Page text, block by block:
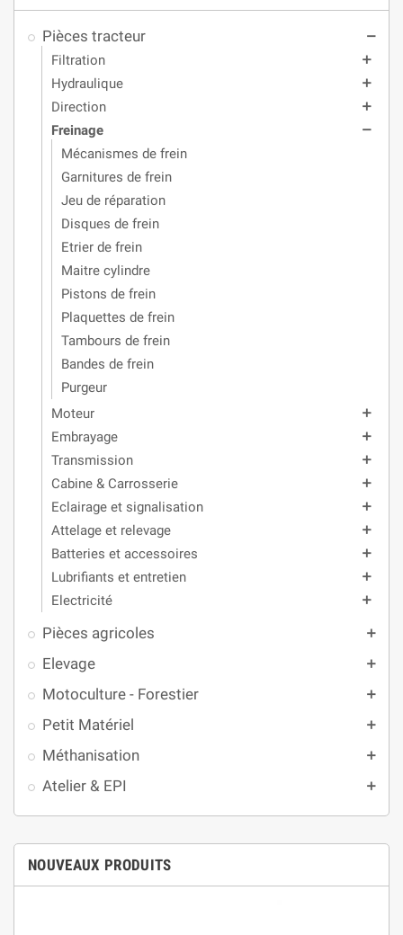
Pièces tracteur remove
Filtration add
Hydraulique add
Direction add
Freinage remove
Mécanismes de frein
Garnitures de frein
Jeu de réparation
Disques de frein
Etrier de frein
Maitre cylindre
Pistons de frein
Plaquettes de frein
Tambours de frein
Bandes de frein
Purgeur
Moteur
add
Embrayage add
Transmission add
Cabine & Carrosserie add
Eclairage et signalisation add
Attelage et relevage add
Batteries et accessoires add
Lubrifiants et entretien add
Electricité add
Pièces agricoles add
Elevage add
Motoculture - Forestier add
Petit Matériel add
Méthanisation add
Atelier & EPI add
NOUVEAUX PRODUITS